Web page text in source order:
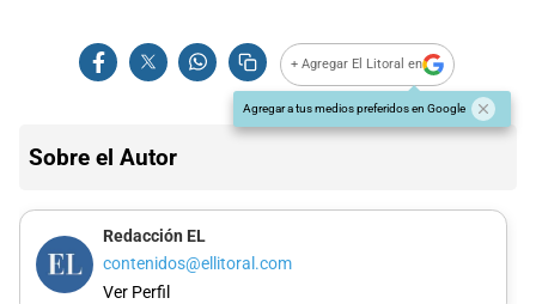
+ Agregar El Litoral en
Agregar a tus medios preferidos en Google
Sobre el Autor
Redacción EL
contenidos@ellitoral.com
Ver Perfil